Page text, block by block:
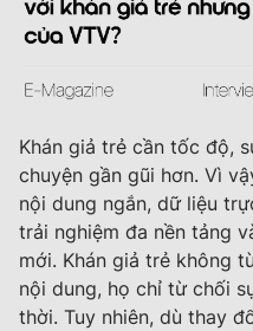
Khán giả trẻ cần tốc độ,
chuyện gần gũi hơn. Vì
nội dung ngắn, dữ liệu
trải nghiệm đa nền tảng
mới. Khán giả trẻ không
nội dung, họ chỉ từ chối
thời. Tuy nhiên, dù thay